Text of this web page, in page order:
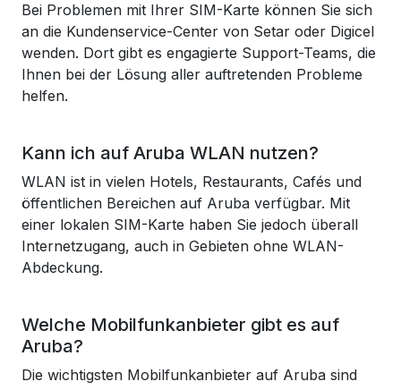
Bei Problemen mit Ihrer SIM-Karte können Sie sich
an die Kundenservice-Center von Setar oder Digicel
wenden. Dort gibt es engagierte Support-Teams, die
Ihnen bei der Lösung aller auftretenden Probleme
helfen.
Kann ich auf Aruba WLAN nutzen?
WLAN ist in vielen Hotels, Restaurants, Cafés und
öffentlichen Bereichen auf Aruba verfügbar. Mit
einer lokalen SIM-Karte haben Sie jedoch überall
Internetzugang, auch in Gebieten ohne WLAN-
Abdeckung.
Welche Mobilfunkanbieter gibt es auf
Aruba?
Die wichtigsten Mobilfunkanbieter auf Aruba sind